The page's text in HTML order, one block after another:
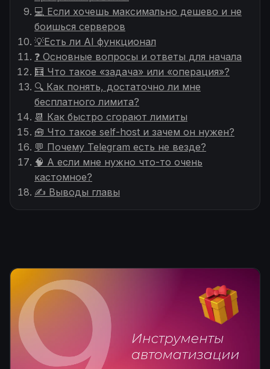
💻 Если хочешь максимально дешево и не
боишься серверов
💡Есть ли AI функционал
❓ Основные вопросы и ответы для начала
🧮 Что такое «задача» или «операция»?
🔍 Как понять, достаточно ли мне
бесплатного лимита?
📆 Как быстро сгорают лимиты
🧰 Что такое self-host и зачем он нужен?
💬 Почему Telegram есть не везде?
🧠 А если мне нужно что-то очень
кастомное?
✍️ Выводы главы